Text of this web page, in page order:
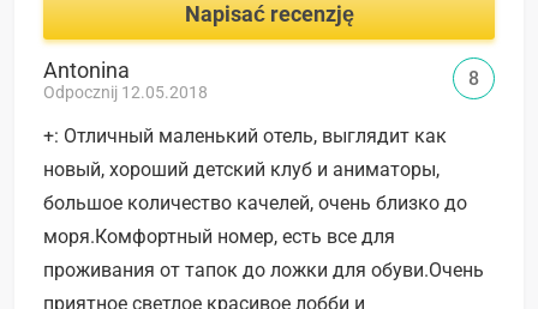
Napisać recenzję
Antonina
Odpocznij 12.05.2018
+: Отличный маленький отель, выглядит как
новый, хороший детский клуб и аниматоры,
большое количество качелей, очень близко до
моря.Комфортный номер, есть все для
проживания от тапок до ложки для обуви.Очень
приятное светлое красивое лобби и
8